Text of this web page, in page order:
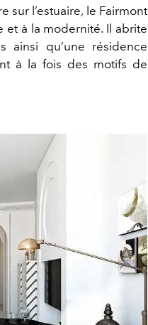
sur l’estuaire, le Fairmont
et à la modernité. Il abrite
qu’une résidence
à la fois des motifs de